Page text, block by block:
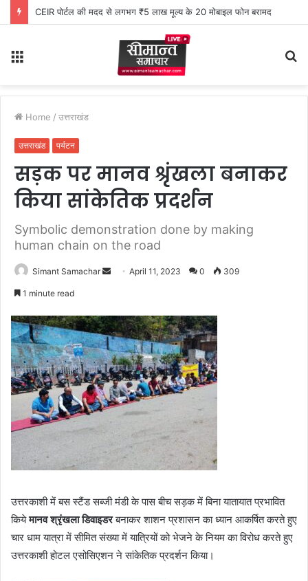
CEIR पोर्टल की मदद से लगभग ₹5 लाख मूल्य के 20 मोबाइल फोन बरामद
Home / उत्तराखंड
उत्तराखंड पर्यटन
सड़क पर मानव श्रृंखला बनाकर
किया सांकेतिक प्रदर्शन
Symbolic demonstration done by making
human chain on the road
Simant Samachar
d
a
n
e
m
a
i
April 11, 2023 0 309
1 minute read
उत्तरकाशी में बस स्टैंड सब्जी मंडी के पास बीच सड़क में बिना यातायात प्रभावित
कियेमानव श्रृंखला डिवाइडरबनाकर शाशन प्रशासन का ध्यान आकर्षित करते हुए
चार धाम यात्रा में सीमित संख्या में यात्रियों को भेजने के नियम का विरोध करते हुए
उत्तरकाशी होटल एसोसिएशन ने सांकेतिक प्रदर्शन किया।